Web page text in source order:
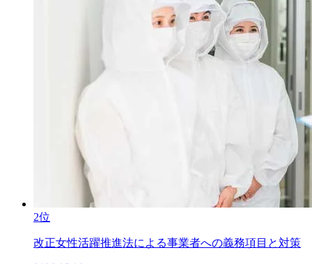
2位
改正女性活躍推進法による事業者への義務項目と対策